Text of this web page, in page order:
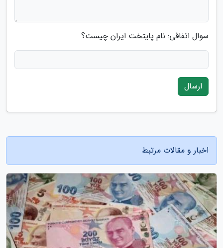
سوال اتفاقی: نام پایتخت ایران چیست؟
ارسال
اخبار و مقالات مرتبط